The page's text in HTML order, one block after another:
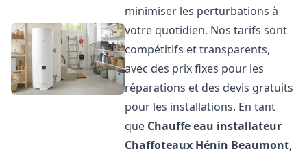
minimiser les perturbations à
votre quotidien. Nos tarifs sont
compétitifs et transparents,
avec des prix fixes pour les
réparations et des devis gratuits
pour les installations. En tant
que Chauffe eau installateur
Chaffoteaux Hénin Beaumont,